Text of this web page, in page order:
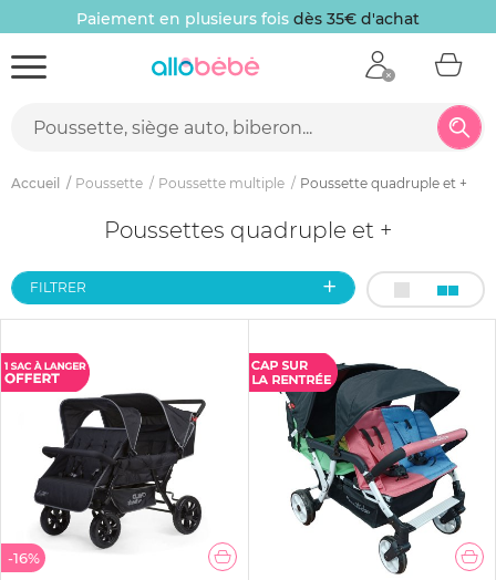
Paiement en plusieurs fois dès 35€ d'achat
Accueil Poussette Poussette multiple Poussette quadruple et +
Poussettes quadruple et +
FILTRER
-16%